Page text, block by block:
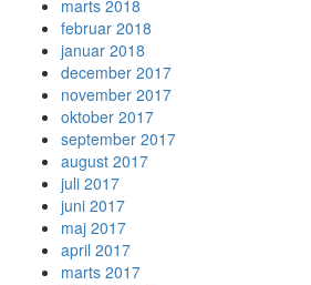
marts 2018
februar 2018
januar 2018
december 2017
november 2017
oktober 2017
september 2017
august 2017
juli 2017
juni 2017
maj 2017
april 2017
marts 2017